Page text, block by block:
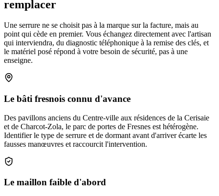
remplacer
Une serrure ne se choisit pas à la marque sur la facture, mais au
point qui cède en premier. Vous échangez directement avec l'artisan
qui interviendra, du diagnostic téléphonique à la remise des clés, et
le matériel posé répond à votre besoin de sécurité, pas à une
enseigne.
Le bâti fresnois connu d'avance
Des pavillons anciens du Centre-ville aux résidences de la Cerisaie
et de Charcot-Zola, le parc de portes de Fresnes est hétérogène.
Identifier le type de serrure et de dormant avant d'arriver écarte les
fausses manœuvres et raccourcit l'intervention.
Le maillon faible d'abord